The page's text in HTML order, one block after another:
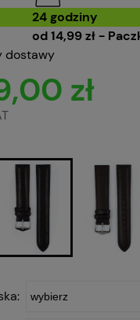
24 godziny
od 14,99 zł -
dostawy
zł